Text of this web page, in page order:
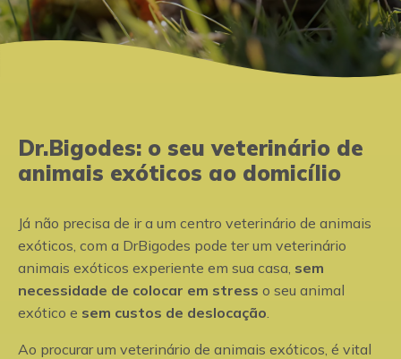
Dr.Bigodes: o seu veterinário de
animais exóticos ao domicílio
Já não precisa de ir a um centro veterinário de animais
exóticos, com a DrBigodes pode ter um veterinário
animais exóticos experiente em sua casa, sem
necessidade de colocar em stress o seu animal
exótico e sem custos de deslocação.
Ao procurar um veterinário de animais exóticos, é vital